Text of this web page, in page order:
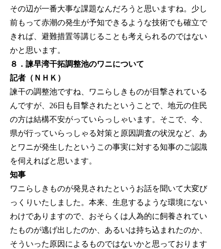
その辺が一番大事な課題なんだろうと思いますね。少し
前もって赤潮の発生が予知できるような技術でも確立で
きれば、避難措置等講じることも考えられるのではない
かと思います。
８．諫早湾干拓調整池のワニについて
記者（ＮＨＫ）
諫干の調整池ですね、ワニらしきものが目撃されている
んですが、26日も目撃されたということで、地元の住民
の方は結構不安がっていらっしゃいます。そこで、今、
県が行っていらっしゃる対策と原因調査の状況など、あ
とワニが発生したというこの事実に対する知事のご認識
を伺えればと思います。
知事
ワニらしきものが発見されたというお話を聞いて大変び
っくりいたしました。本来、生息するような環境にない
わけでありますので、おそらくは人為的に飼養されてい
たものが逃げ出したのか、あるいは持ち込まれたのか、
そういった原因によるものではないかと思っております